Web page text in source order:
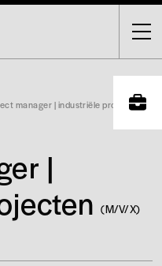
manager | industriële projecten
|
(M/V/X)